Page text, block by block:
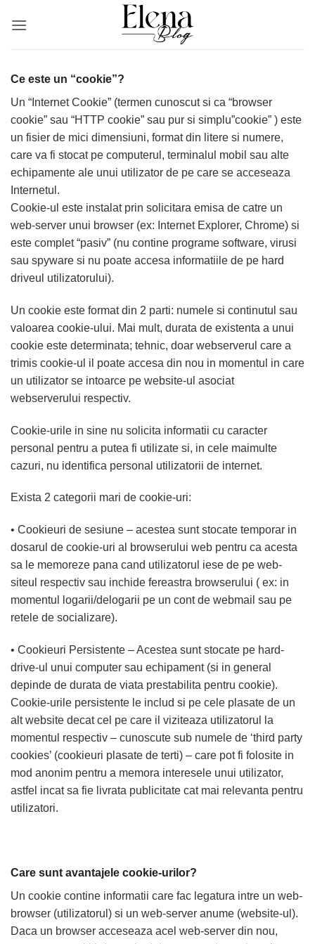
Ce este un “cookie”?
Un “Internet Cookie” (termen cunoscut si ca “browser
cookie” sau “HTTP cookie” sau pur si simplu”cookie” ) este
un fisier de mici dimensiuni, format din litere si numere,
care va fi stocat pe computerul, terminalul mobil sau alte
echipamente ale unui utilizator de pe care se acceseaza
Internetul.
Cookie-ul este instalat prin solicitara emisa de catre un
web-server unui browser (ex: Internet Explorer, Chrome) si
este complet “pasiv” (nu contine programe software, virusi
sau spyware si nu poate accesa informatiile de pe hard
driveul utilizatorului).
Un cookie este format din 2 parti: numele si continutul sau
valoarea cookie-ului. Mai mult, durata de existenta a unui
cookie este determinata; tehnic, doar webserverul care a
trimis cookie-ul il poate accesa din nou in momentul in care
un utilizator se intoarce pe website-ul asociat
webserverului respectiv.
Cookie-urile in sine nu solicita informatii cu caracter
personal pentru a putea fi utilizate si, in cele maimulte
cazuri, nu identifica personal utilizatorii de internet.
Exista 2 categorii mari de cookie-uri:
• Cookieuri de sesiune – acestea sunt stocate temporar in
dosarul de cookie-uri al browserului web pentru ca acesta
sa le memoreze pana cand utilizatorul iese de pe web-
siteul respectiv sau inchide fereastra browserului ( ex: in
momentul logarii/delogarii pe un cont de webmail sau pe
retele de socializare).
• Cookieuri Persistente – Acestea sunt stocate pe hard-
drive-ul unui computer sau echipament (si in general
depinde de durata de viata prestabilita pentru cookie).
Cookie-urile persistente le includ si pe cele plasate de un
alt website decat cel pe care il viziteaza utilizatorul la
momentul respectiv – cunoscute sub numele de ‘third party
cookies’ (cookieuri plasate de terti) – care pot fi folosite in
mod anonim pentru a memora interesele unui utilizator,
astfel incat sa fie livrata publicitate cat mai relevanta pentru
utilizatori.
Care sunt avantajele cookie-urilor?
Un cookie contine informatii care fac legatura intre un web-
browser (utilizatorul) si un web-server anume (website-ul).
Daca un browser acceseaza acel web-server din nou,